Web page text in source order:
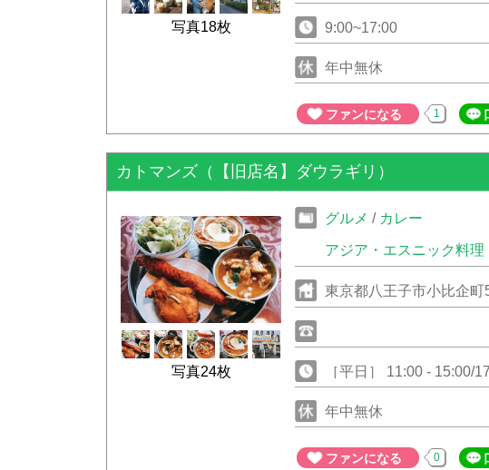
写真18枚 9:00~17:00
年中無休
ファンになる 1
カトマンズ（【旧店名】ダウラギリ）
写真24枚
グルメ / カレー
アジア・エスニック料理
東京都八王子市小比企町
［平日］ 11:00 - 15:00/
23:00
年中無休
ファンになる 0